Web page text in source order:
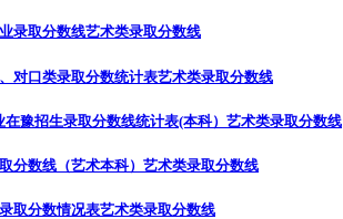
录取分数线艺术类录取分数线
对口类录取分数统计表艺术类录取分数线
豫招生录取分数线统计表(本科） 艺术类录取分数线
分数线（艺术本科） 艺术类录取分数线
取分数情况表艺术类录取分数线